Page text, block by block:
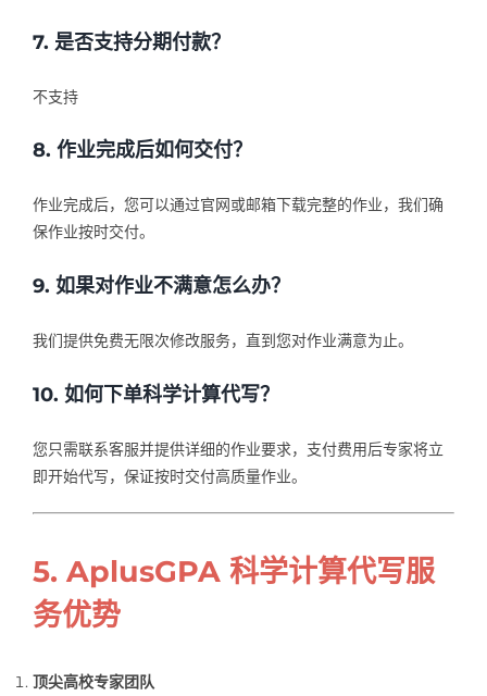
7. 是否支持分期付款？
不支持
8. 作业完成后如何交付？
作业完成后，您可以通过官网或邮箱下载完整的作业，我们确
保作业按时交付。
9. 如果对作业不满意怎么办？
我们提供免费无限次修改服务，直到您对作业满意为止。
10. 如何下单科学计算代写？
您只需联系客服并提供详细的作业要求，支付费用后专家将立
即开始代写，保证按时交付高质量作业。
5. AplusGPA 科学计算代写服
务优势
顶尖高校专家团队